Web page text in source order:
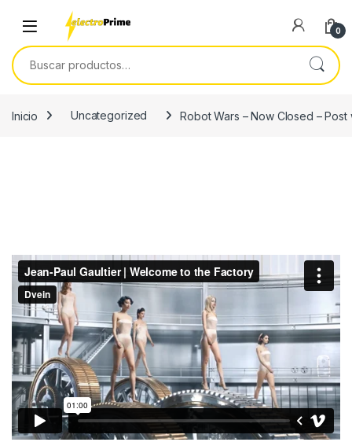
Skip to navigation
Skip to content
0
Buscar por:
Inicio Uncategorized Robot Wars – Now Closed –